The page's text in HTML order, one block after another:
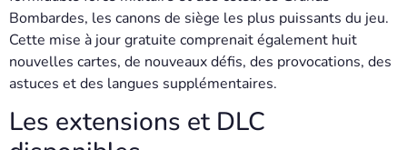
Bombardes, les canons de siège les plus puissants du jeu.
Cette mise à jour gratuite comprenait également huit
nouvelles cartes, de nouveaux défis, des provocations, des
astuces et des langues supplémentaires.
Les extensions et DLC